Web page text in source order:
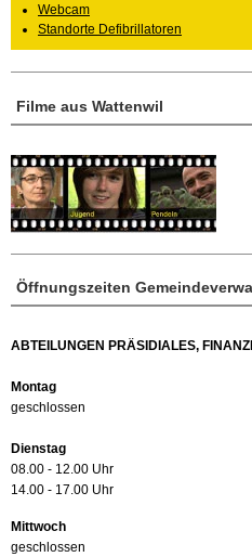
Öffnungszeiten
ABTEILUNGEN PRÄSIDIALES,
Montag
geschlossen
Dienstag
08.00 - 12.00 Uhr
14.00 - 17.00 Uhr
Mittwoch
geschlossen
Filme aus Wattenwil
Webcam
Standorte Defibrillatoren